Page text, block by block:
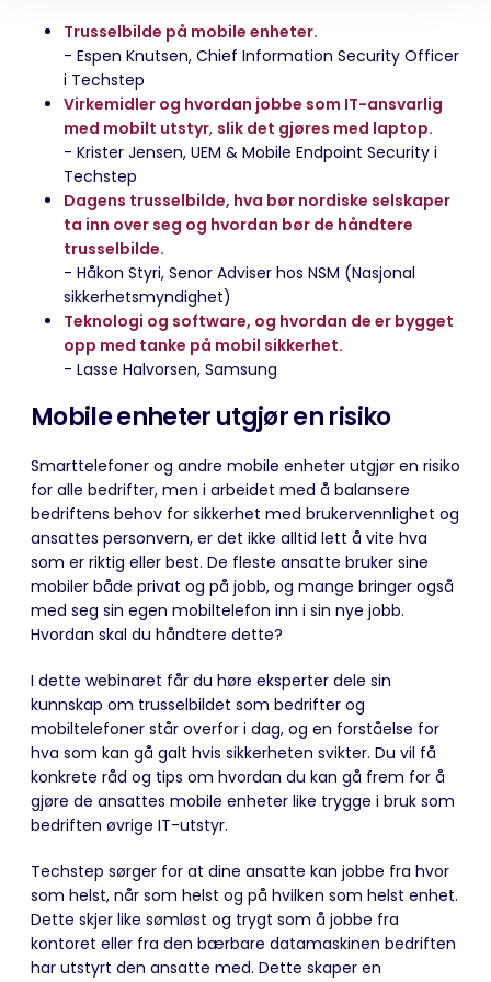
Trusselbilde på mobile enheter.
- Espen Knutsen, Chief Information Security Officer
i Techstep
Virkemidler og hvordan jobbe som IT-ansvarlig
med mobilt utstyr, slik det gjøres med laptop.
- Krister Jensen, UEM & Mobile Endpoint Security i
Techstep
Dagens trusselbilde, hva bør nordiske selskaper
ta inn over seg og hvordan bør de håndtere
trusselbilde.
- Håkon Styri, Senor Adviser hos NSM (Nasjonal
sikkerhetsmyndighet)
Teknologi og software, og hvordan de er bygget
opp med tanke på mobil sikkerhet.
- Lasse Halvorsen, Samsung
Mobile enheter utgjør en risiko
Smarttelefoner og andre mobile enheter utgjør en risiko
for alle bedrifter, men i arbeidet med å balansere
bedriftens behov for sikkerhet med brukervennlighet og
ansattes personvern, er det ikke alltid lett å vite hva
som er riktig eller best. De fleste ansatte bruker sine
mobiler både privat og på jobb, og mange bringer også
med seg sin egen mobiltelefon inn i sin nye jobb.
Hvordan skal du håndtere dette?
I dette webinaret får du høre eksperter dele sin
kunnskap om trusselbildet som bedrifter og
mobiltelefoner står overfor i dag, og en forståelse for
hva som kan gå galt hvis sikkerheten svikter. Du vil få
konkrete råd og tips om hvordan du kan gå frem for å
gjøre de ansattes mobile enheter like trygge i bruk som
bedriften øvrige IT-utstyr.
Techstep sørger for at dine ansatte kan jobbe fra hvor
som helst, når som helst og på hvilken som helst enhet.
Dette skjer like sømløst og trygt som å jobbe fra
kontoret eller fra den bærbare datamaskinen bedriften
har utstyrt den ansatte med. Dette skaper en